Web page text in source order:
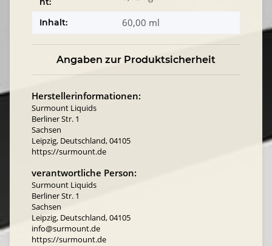
Inhalt: 60,00 ml
Angaben zur Produktsicherheit
Herstellerinformationen:
Surmount Liquids
Berliner Str. 1
Sachsen
Leipzig, Deutschland, 04105
https://surmount.de
verantwortliche Person:
Surmount Liquids
Berliner Str. 1
Sachsen
Leipzig, Deutschland, 04105
info@surmount.de
https://surmount.de